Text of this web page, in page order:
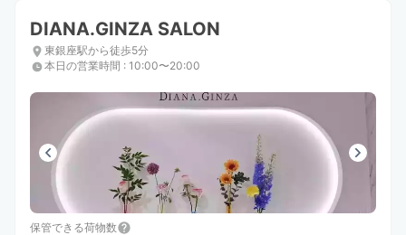
DIANA.GINZA SALON
東銀座駅から徒歩5分
本日の営業時間 : 10:00〜20:00
保管できる荷物数